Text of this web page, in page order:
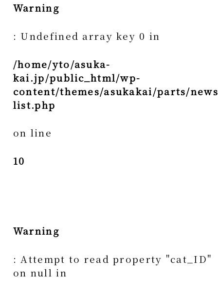
Warning
: Undefined array key 0 in
/home/yto/asuka-
kai.jp/public_html/wp-
content/themes/asukakai/parts/
list.php
on line
10
Warning
: Attempt to read property "cat_ID"
on null in